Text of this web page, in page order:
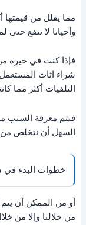
مما يقلل من قيمتها
وأحيانا لا تنفع حتى
فإذا كنت في حيرة
شراء اثاث
التلفيات أكثر مما
فيتم معرفة السبب
السهل أن نتخلص
خطوات البدء في
أو من الممكن أن
من خلالنا وإلا من